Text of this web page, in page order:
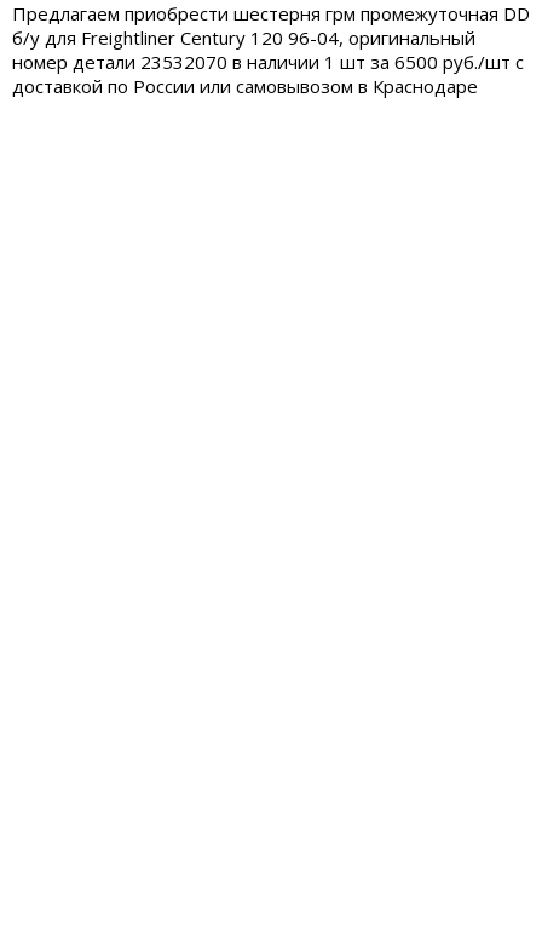
Предлагаем приобрести шестерня грм промежуточная DD
б/у для Freightliner Century 120 96-04, оригинальный
номер детали 23532070 в наличии 1 шт за 6500 руб./шт с
доставкой по России или самовывозом в Краснодаре